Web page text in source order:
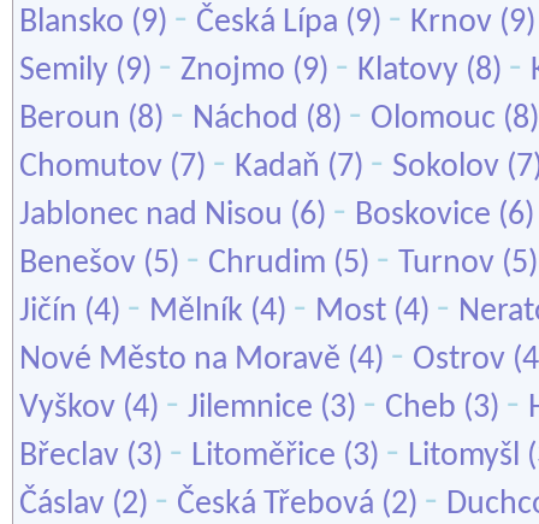
Blansko (9) - Česká Lípa (9) - Krnov
Semily (9) - Znojmo (9) - Klatovy (8) -
Beroun (8) - Náchod (8) - Olomouc
Chomutov (7) - Kadaň (7) - Sokolov
Jablonec nad Nisou (6) - Boskovice
Benešov (5) - Chrudim (5) - Turnov
Jičín (4) - Mělník (4) - Most (4) -
Nové Město na Moravě (4) - Ostrov
Vyškov (4) - Jilemnice (3) - Cheb (3) -
Břeclav (3) - Litoměřice (3) - Litomyšl
Čáslav (2) - Česká Třebová (2) -